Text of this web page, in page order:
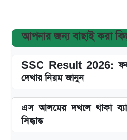
আপনার জন্য বাছাই করা
SSC Result 2026: ফল
দেখার নিয়ম জানুন
এস আলমের দখলে থাকা
সিদ্ধান্ত